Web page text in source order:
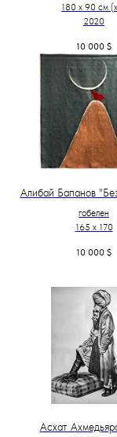
180 x 90 см
2020
10 000 $
Алибай Бапанов
гобелен
165 x 170
10 000 $
Асхат